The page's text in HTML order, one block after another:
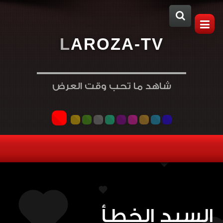
LAROZA-TV
شاهد ما تحب وقت العرض
السيد الخطأ